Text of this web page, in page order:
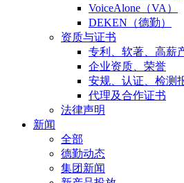
VoiceAlone（VA）
DEKEN（德勤）
资质与证书
专利、软著、高薪
企业资质、荣誉
安规、认证、检测
代理及合作证书
法律声明
新闻
全部
德勤动态
集团新闻